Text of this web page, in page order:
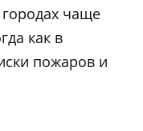
чаще
как в
пожаров и